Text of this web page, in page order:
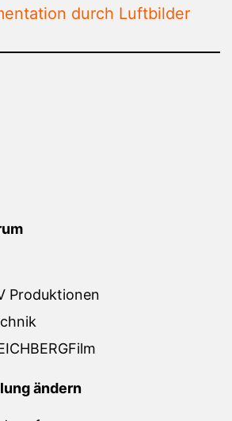
durch Luftbilder
Produktionen
ändern